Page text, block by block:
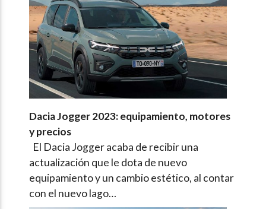
Dacia Jogger 2023: equipamiento, motores
y precios
El Dacia Jogger acaba de recibir una
actualización que le dota de nuevo
equipamiento y un cambio estético, al contar
con el nuevo lago…